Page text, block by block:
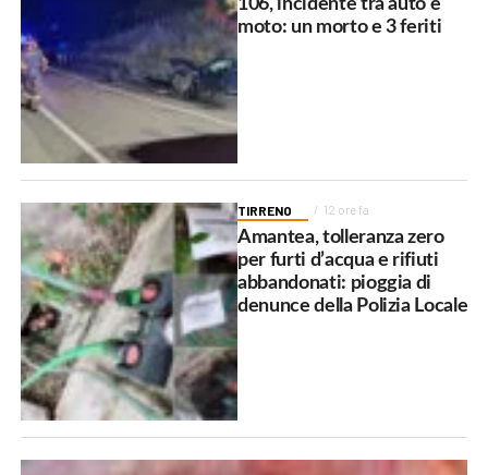
moto: un morto e 3 feriti
TIRRENO 12 ore fa
Amantea, tolleranza zero
per furti d’acqua e rifiuti
abbandonati: pioggia di
denunce della Polizia Locale